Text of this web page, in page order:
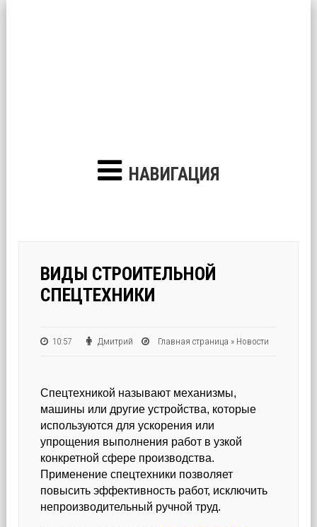
НАВИГАЦИЯ
ВИДЫ СТРОИТЕЛЬНОЙ
СПЕЦТЕХНИКИ
10:57 Дмитрий Главная страница » Новости
Спецтехникой называют механизмы,
машины или другие устройства, которые
используются для ускорения или
упрощения выполнения работ в узкой
конкретной сфере производства.
Применение спецтехники позволяет
повысить эффективность работ, исключить
непроизводительный ручной труд.